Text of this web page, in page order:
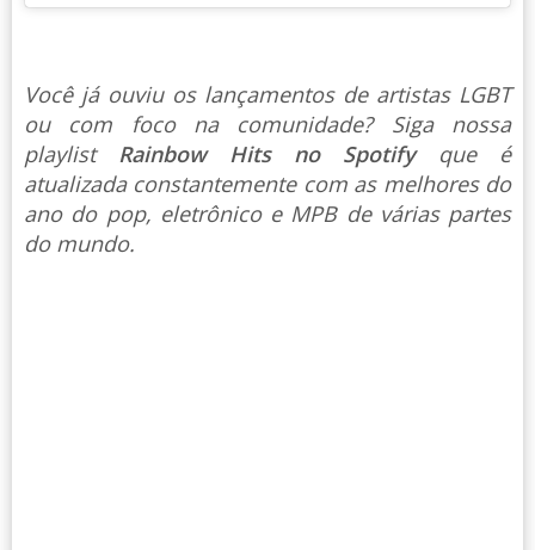
Você já ouviu os lançamentos de artistas LGBT
ou com foco na comunidade? Siga nossa
playlist Rainbow Hits no Spotify que é
atualizada constantemente com as melhores do
ano do pop, eletrônico e MPB de várias partes
do mundo.